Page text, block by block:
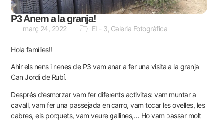
P3 Anem a la granja!
març 24, 2022 EI - 3, Galeria Fotogràfica
Hola famílies!!
Ahir els nens i nenes de P3 vam anar a fer una visita a la granja
Can Jordi de Rubí.
Després d’esmorzar vam fer diferents activitas: vam muntar a
cavall, vam fer una passejada en carro, vam tocar les ovelles, les
cabres, els porquets, vam veure gallines,… Ho vam passar molt